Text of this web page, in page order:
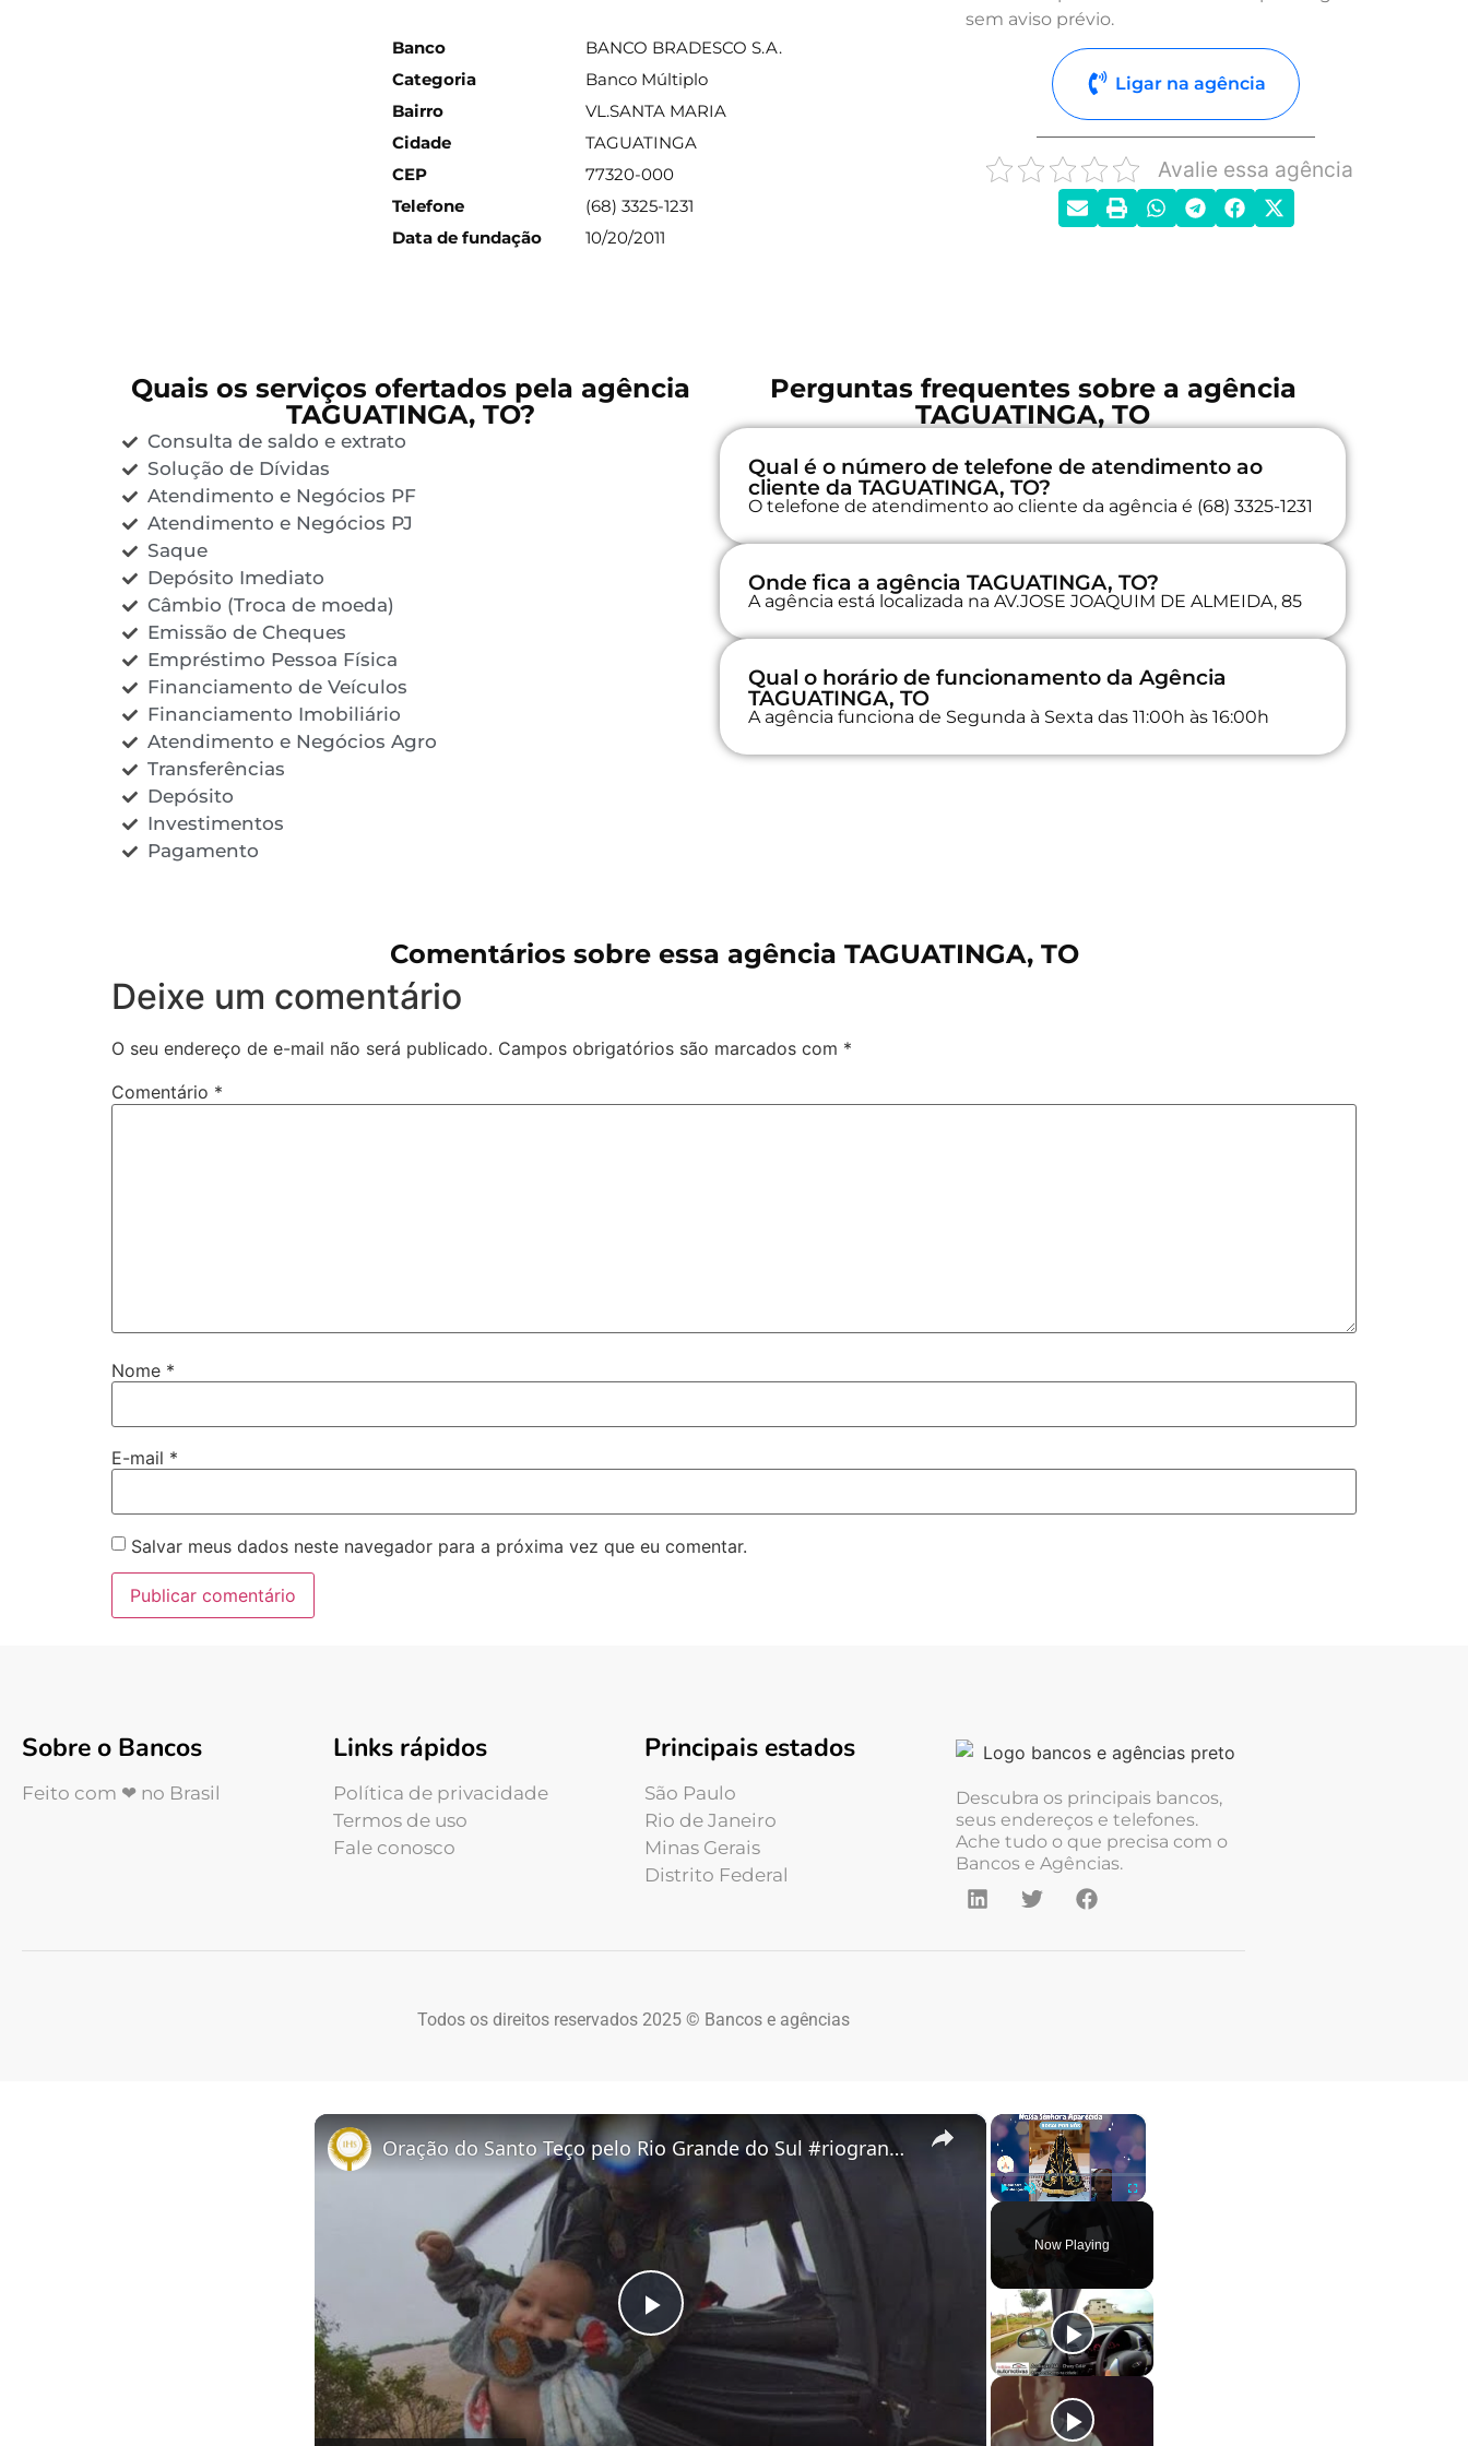
Banco
BANCO BRADESCO S.A.
Categoria
Banco Múltiplo
Bairro
VL.SANTA MARIA
Cidade
TAGUATINGA
CEP
77320-000
Telefone
(68) 3325-1231
Data de fundação
10/20/2011
sem aviso prévio.
Ligar na agência
Avalie essa agência
Quais os serviços ofertados pela agência
TAGUATINGA, TO?
Consulta de saldo e extrato
Solução de Dívidas
Atendimento e Negócios PF
Atendimento e Negócios PJ
Saque
Depósito Imediato
Câmbio (Troca de moeda)
Emissão de Cheques
Empréstimo Pessoa Física
Financiamento de Veículos
Financiamento Imobiliário
Atendimento e Negócios Agro
Transferências
Depósito
Investimentos
Pagamento
Perguntas frequentes sobre a agência
TAGUATINGA, TO
Qual é o número de telefone de atendimento ao
cliente da TAGUATINGA, TO?
O telefone de atendimento ao cliente da agência é (68) 3325-1231
Onde fica a agência TAGUATINGA, TO?
A agência está localizada na AV.JOSE JOAQUIM DE ALMEIDA, 85
Qual o horário de funcionamento da Agência
TAGUATINGA, TO
A agência funciona de Segunda à Sexta das 11:00h às 16:00h
Comentários sobre essa agência TAGUATINGA, TO
Deixe um comentário
O seu endereço de e-mail não será publicado. Campos obrigatórios são marcados com *
Comentário *
Nome *
E-mail *
Salvar meus dados neste navegador para a próxima vez que eu comentar.
Sobre o Bancos
Feito com ❤ no Brasil
Links rápidos
Política de privacidade
Termos de uso
Fale conosco
Principais estados
São Paulo
Rio de Janeiro
Minas Gerais
Distrito Federal
Descubra os principais bancos,
seus endereços e telefones.
Ache tudo o que precisa com o
Bancos e Agências.
Todos os direitos reservados 2025 © Bancos e agências
×
Unmute Fullscreen
Now Playing
×
Play Video
Oração do Santo Teço pelo Rio Grande do Sul #riograndesul #nossasenhora